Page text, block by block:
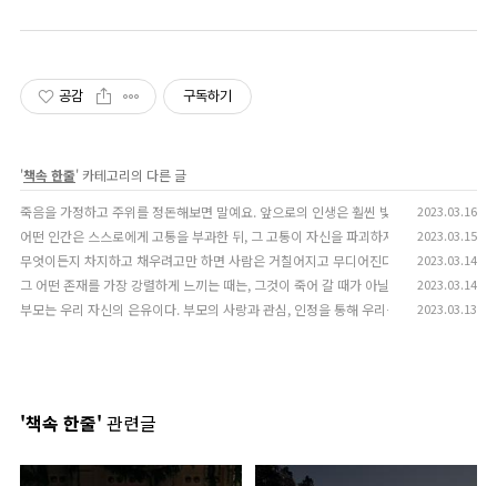
공감 구독하기
'책속 한줄' 카테고리의 다른 글
죽음을 가정하고 주위를 정돈해보면 말예요. 앞으로의 인생은 훨씬 빛날거예요. 정말로
2023.03.16
어떤 인간은 스스로에게 고통을 부과한 뒤, 그 고통이 자신을 파괴하지 못한다는 것을 확
2023.03.15
무엇이든지 차지하고 채우려고만 하면 사람은 거칠어지고 무디어진다. 맑은 바람이 지
2023.03.14
그 어떤 존재를 가장 강렬하게 느끼는 때는, 그것이 죽어 갈 때가 아닐까. 희미해져 갈
2023.03.14
부모는 우리 자신의 은유이다. 부모의 사랑과 관심, 인정을 통해 우리는 스스로를 돌보고
2023.03.13
'책속 한줄' 관련글